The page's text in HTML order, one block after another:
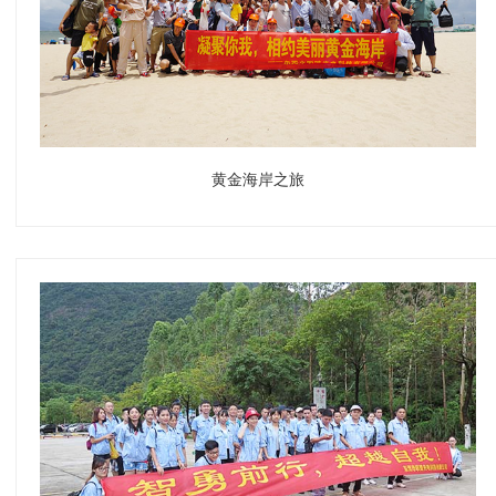
黄金海岸之旅